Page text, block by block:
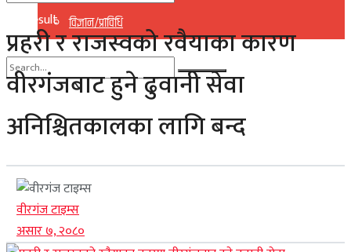
विज्ञान/प्राविधि
No Result
View All Result
No Result
View All Result
प्रहरी र राजस्वको रवैयाका कारण
वीरगंजबाट हुने ढुवानी सेवा
अनिश्चितकालका लागि बन्द
वीरगंज टाइम्स
असार ७, २०८०